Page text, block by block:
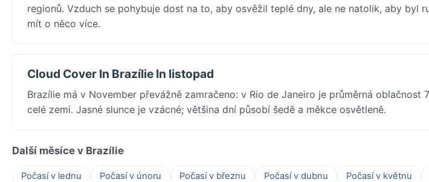
regionů. Vzduch se pohybuje dost na to, aby osvěžil teplé dny, ale ne natolik, aby byl
mít o něco více.
Cloud Cover In Brazílie In listopad
Brazílie má v November převážně zamračeno: v Rio de Janeiro je průměrná oblačnost
celé zemi. Jasné slunce je vzácné; většina dní působí šedě a měkce osvětleně.
Další měsíce v Brazílie
Počasí v lednu Počasí v únoru Počasí v březnu Počasí v dubnu Počasí v květnu